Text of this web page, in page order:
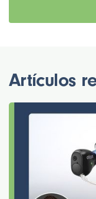
Artículos